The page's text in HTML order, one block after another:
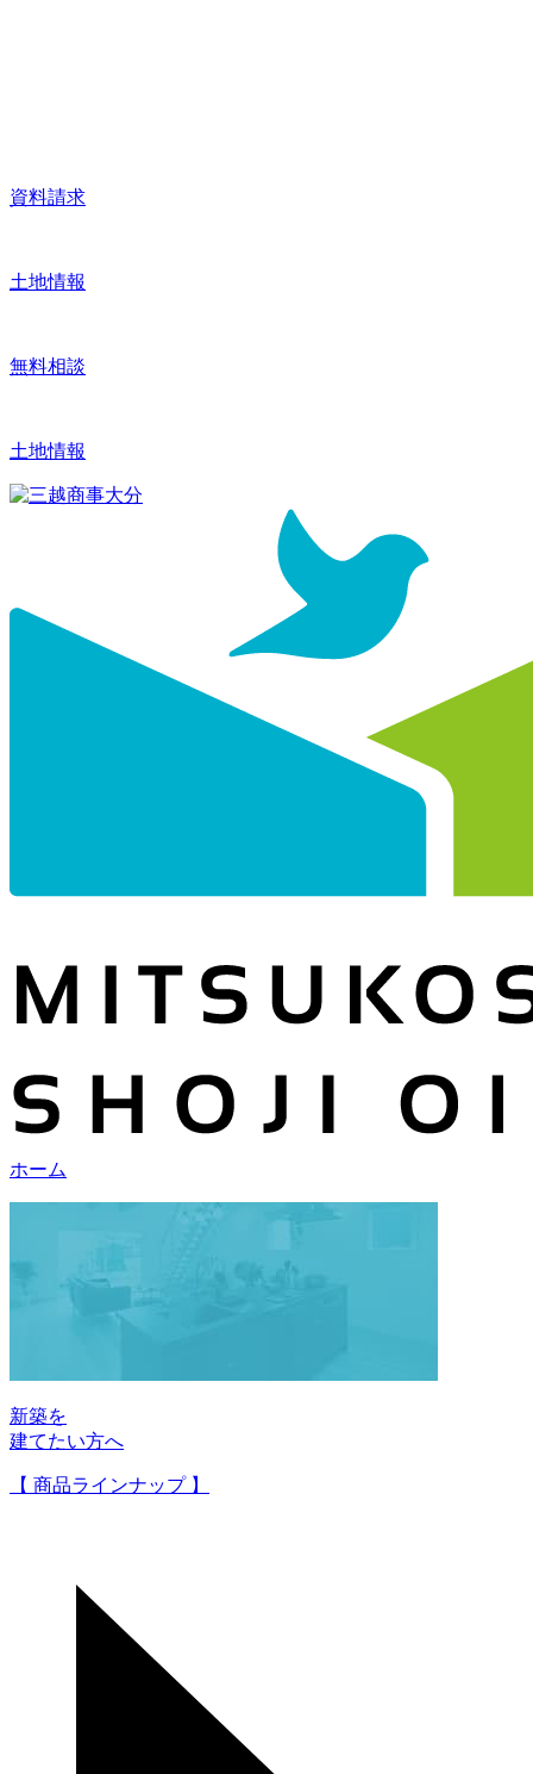
資料請求
土地情報
無料相談
土地情報
ホーム
新築を
建てたい方へ
【 商品ラインナップ 】